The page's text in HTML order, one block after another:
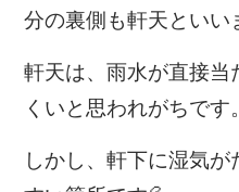
分の裏側も軒天といい
軒天は、雨水が直接当
くいと思われがちです。
しかし、軒下に湿気